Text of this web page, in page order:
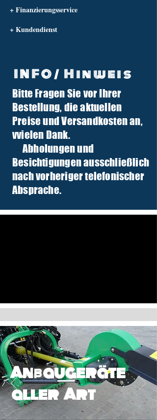
+ Finanzierungsservice
+ Kundendienst
info@tuber-traktor.de
+49 (0) 4406-9568797
INFO/ Hinweis
Bitte Fragen Sie vor Ihrer
Bestellung, die aktuellen
Preise und Versandkosten an,
vvielen Dank.
Abholungen und
Besichtigungen ausschließlich
nach vorheriger telefonischer
Absprache.
Anbaugeräte
aller Art